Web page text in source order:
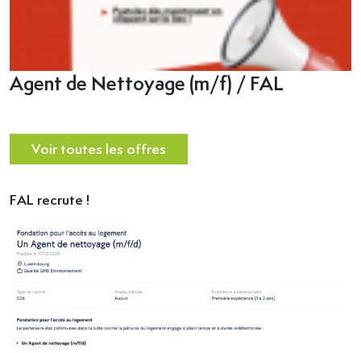
Agent de Nettoyage (m/f) / FAL
Voir toutes les offres
FAL recrute !